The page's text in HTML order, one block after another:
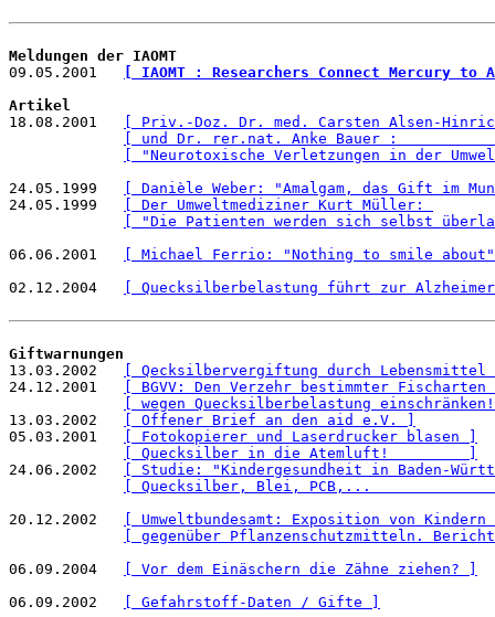
Meldungen der IAOMT
09.05.2001
[ IAOMT : Researchers Connect Mercury
Artikel
18.08.2001
[ Priv.-Doz. Dr. med. Carsten Alsen-
[ und Dr. rer.nat. Anke Bauer :
[ "Neurotoxische Verletzungen in der
24.05.1999
[ Danièle Weber: "Amalgam, das Gift im
24.05.1999
[ Der Umweltmediziner Kurt Müller:
[ "Die Patienten werden sich selbst
06.06.2001
[ Michael Ferrio: "Nothing to smile
02.12.2004
[ Quecksilberbelastung führt zur
Giftwarnungen
13.03.2002
[ Qecksilbervergiftung durch
24.12.2001
[ BGVV: Den Verzehr bestimmter
[ wegen Quecksilberbelastung
13.03.2002
[ Offener Brief an den aid e.V. ]
05.03.2001
[ Fotokopierer und Laserdrucker blasen ]
[ Quecksilber in die Atemluft!         ]
24.06.2002
[ Studie: "Kindergesundheit in Baden-
[ Quecksilber, Blei, PCB,...
20.12.2002
[ Umweltbundesamt: Exposition von
[ gegenüber Pflanzenschutzmitteln.
06.09.2004
[ Vor dem Einäschern die Zähne ziehen? ]
06.09.2002
[ Gefahrstoff-Daten / Gifte ]